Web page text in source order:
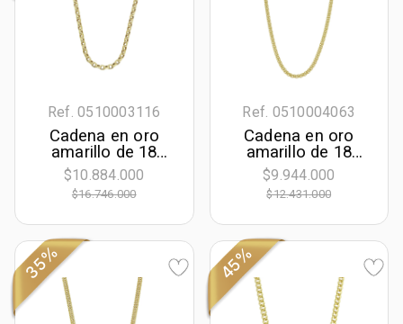
Ref. 0510003116
Cadena en oro
amarillo de 18
Kilates, Rolo, 50
cm. de largo, 4
mm. de ancho
$10.884.000
$16.746.000
Ref. 0510004063
Cadena en oro
amarillo de 18
Kilates satinado,
50 cm. de largo, 2
mm. de ancho
$9.944.000
$12.431.000
35% 45%